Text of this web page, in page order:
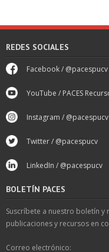
REDES SOCIALES
Facebook / @pacespucv
YouTube / PACES
Instagram / @pacespucv
Twitter / @pacespucv
LinkedIn / @pacespucv
BOLETÍN PACES
Suscríbete a nuestro boletín
publicaciones y recursos en
Correo electrónico: